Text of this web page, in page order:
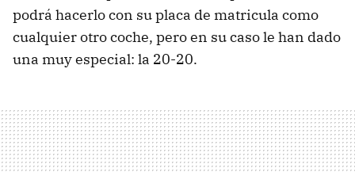
podrá hacerlo con su placa de matricula como
cualquier otro coche, pero en su caso le han dado
una muy especial: la 20-20.